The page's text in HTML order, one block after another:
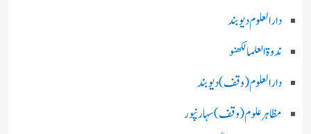
دارالعلوم دیوبند
ندوۃالعلما لکھنو
دارالعلوم (وقف)دیوبند
مظاہرعلوم (وقف)سہارنپور